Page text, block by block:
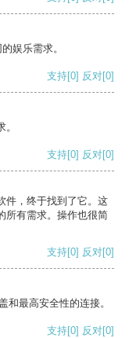
娱乐需求。
支持[0] 反对[0]
支持[0] 反对[0]
件，终于找到了它。这
所有需求。操作也很简
支持[0] 反对[0]
和最高安全性的连接。
支持[0] 反对[0]